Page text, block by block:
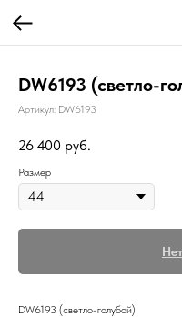
DW6193 (светло-
Артикул: DW6193
26 400 руб.
Размер
DW6193 (светло-голубой)